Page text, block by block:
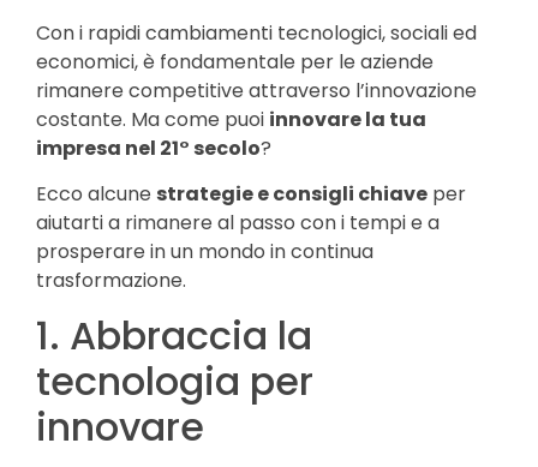
Con i rapidi cambiamenti tecnologici, sociali ed
economici, è fondamentale per le aziende
rimanere competitive attraverso l’innovazione
costante. Ma come puoi innovare la tua
impresa nel 21° secolo?
Ecco alcune strategie e consigli chiave per
aiutarti a rimanere al passo con i tempi e a
prosperare in un mondo in continua
trasformazione.
1. Abbraccia la
tecnologia per
innovare